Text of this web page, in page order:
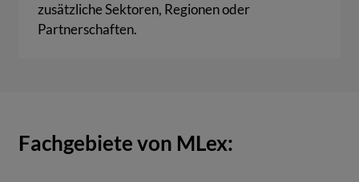
zusätzliche Sektoren, Regionen oder
Partnerschaften.
Fachgebiete von MLex: